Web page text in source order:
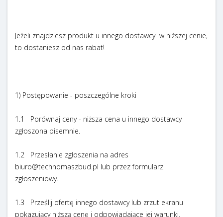
Jeżeli znajdziesz produkt u innego dostawcy w niższej cenie,
to dostaniesz od nas rabat!
1) Postępowanie - poszczególne kroki
1.1 Porównaj ceny - niższa cena u innego dostawcy
zgłoszona pisemnie.
1.2 Przesłanie zgłoszenia na adres
biuro@technomaszbud.pl lub przez formularz
zgłoszeniowy.
1.3 Prześlij ofertę innego dostawcy lub zrzut ekranu
pokazujący niższą cenę i odpowiadające jej warunki.